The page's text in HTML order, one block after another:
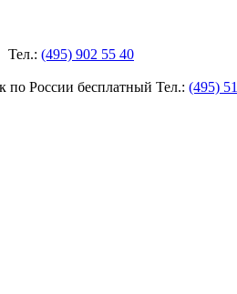
Тел.: (495) 902 55 40
по России бесплатный Тел.: (495)